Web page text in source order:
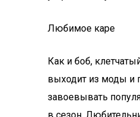
Любимое каре
Как и боб,
выходит из моды и
завоевывать